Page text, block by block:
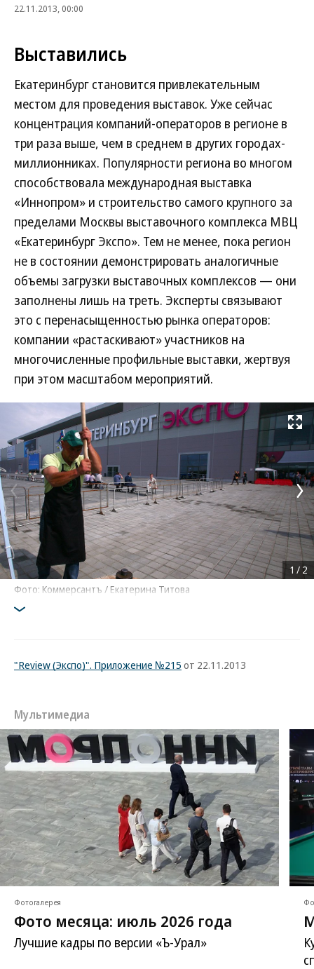
22.11.2013, 00:00
Выставились
Екатеринбург становится привлекательным
местом для проведения выставок. Уже сейчас
концентрация компаний-операторов в регионе в
три раза выше, чем в среднем в других городах-
миллионниках. Популярности региона во многом
способствовала международная выставка
«Иннопром» и строительство самого крупного за
пределами Москвы выставочного комплекса МВЦ
«Екатеринбург Экспо». Тем не менее, пока регион
не в состоянии демонстрировать аналогичные
объемы загрузки выставочных комплексов — они
заполнены лишь на треть. Эксперты связывают
это с перенасыщенностью рынка операторов:
компании «растаскивают» участников на
многочисленные профильные выставки, жертвуя
при этом масштабом мероприятий.
Развернуть
Фото: Коммерсантъ / Екатерина Титова
1 / 2
"Review (Экспо)". Приложение №215 от 22.11.2013
Мультимедиа
Фотогалерея
Фото месяца: июль 2026 года
Лучшие кадры по версии «Ъ-Урал»